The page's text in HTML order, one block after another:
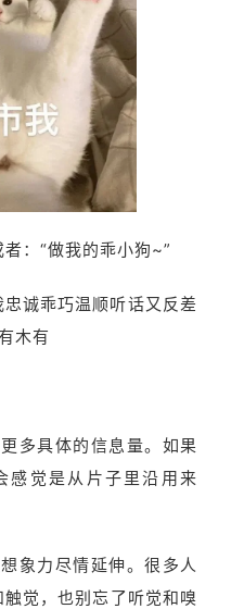
：“做我的乖小狗~”
诚乖巧温顺听话又反差
木有
多具体的信息量。如果
感觉是从片子里沿用来
象力尽情延伸。很多人
觉，也别忘了听觉和嗅